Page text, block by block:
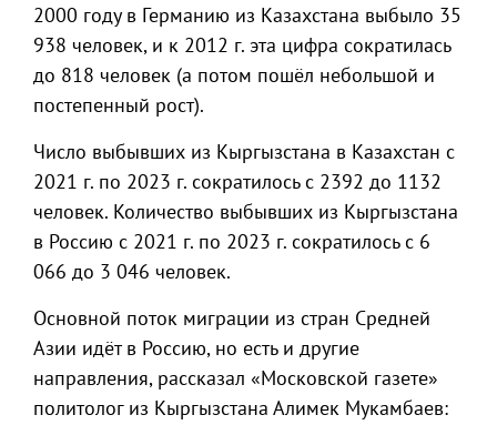
2000 году в Германию из Казахстана выбыло 35
938 человек, и к 2012 г. эта цифра сократилась
до 818 человек (а потом пошёл небольшой и
постепенный рост).
Число выбывших из Кыргызстана в Казахстан с
2021 г. по 2023 г. сократилось с 2392 до 1132
человек. Количество выбывших из Кыргызстана
в Россию с 2021 г. по 2023 г. сократилось с 6
066 до 3 046 человек.
Основной поток миграции из стран Средней
Азии идёт в Россию, но есть и другие
направления, рассказал «Московской газете»
политолог из Кыргызстана Алимек Мукамбаев: